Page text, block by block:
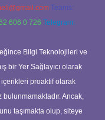
Teams:
606 0 726 Telegram:
Bilgi Teknolojileri ve
bir Yer Sağlayıcı olarak
proaktif olarak
Ancak,
taşımakta olup, siteye